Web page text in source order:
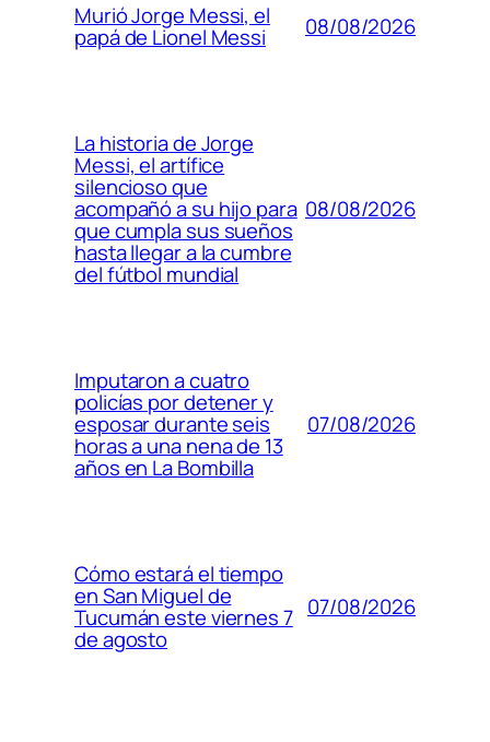
Murió Jorge Messi, el
papá de Lionel Messi 08/08/2026
La historia de Jorge
Messi, el artífice
silencioso que
acompañó a su hijo para
que cumpla sus sueños
hasta llegar a la cumbre
del fútbol mundial
08/08/2026
Imputaron a cuatro
policías por detener y
esposar durante seis
horas a una nena de 13
años en La Bombilla
07/08/2026
Cómo estará el tiempo
en San Miguel de
Tucumán este viernes 7
de agosto
07/08/2026